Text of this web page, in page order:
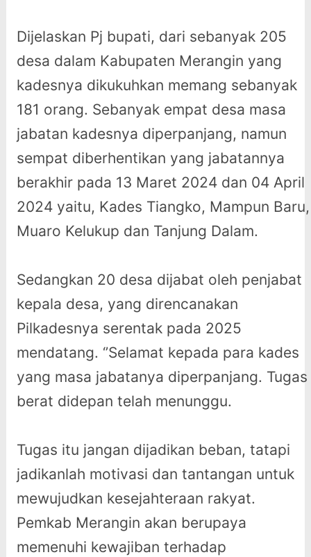
Dijelaskan Pj bupati, dari sebanyak 205
desa dalam Kabupaten Merangin yang
kadesnya dikukuhkan memang sebanyak
181 orang. Sebanyak empat desa masa
jabatan kadesnya diperpanjang, namun
sempat diberhentikan yang jabatannya
berakhir pada 13 Maret 2024 dan 04 April
2024 yaitu, Kades Tiangko, Mampun Baru,
Muaro Kelukup dan Tanjung Dalam.
Sedangkan 20 desa dijabat oleh penjabat
kepala desa, yang direncanakan
Pilkadesnya serentak pada 2025
mendatang. ‘’Selamat kepada para kades
yang masa jabatanya diperpanjang. Tugas
berat didepan telah menunggu.
Tugas itu jangan dijadikan beban, tatapi
jadikanlah motivasi dan tantangan untuk
mewujudkan kesejahteraan rakyat.
Pemkab Merangin akan berupaya
memenuhi kewajiban terhadap